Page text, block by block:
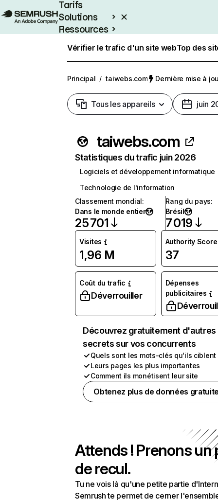
Tarifs
Solutions
Ressources
Vérifier le trafic d'un site webTop des
Principal / taiwebs.com Dernière mise à
Tous les appareils juin
taiwebs.com
Statistiques du trafic juin 2026
Logiciels et développement informatique
Technologie de l'information
Classement mondial:
Dans le monde entier
25 701
Rang du pays:
Brésil
7 019
Visites
1,96 M
Authority Score
37
Coût du trafic
Déverrouiller
Dépenses
publicitaires
Découvrez gratuitement d'autres
secrets sur vos concurrents
Quels sont les mots-clés qu'ils ciblent
Leurs pages les plus importantes
Comment ils monétisent leur site
Obtenez plus de données
Attends ! Prenons un
de recul.
Tu ne vois là qu'une petite partie
Semrush te permet de cerner